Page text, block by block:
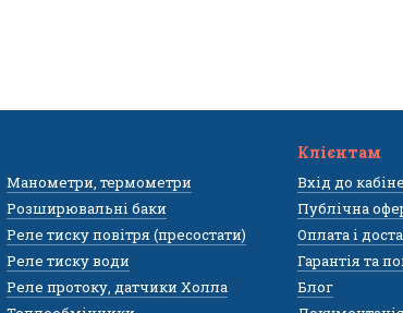
Манометри, термометри
Розширювальні баки
Реле тиску повітря (пресостати)
Реле тиску води
Реле протоку, датчики Холла
Клієнтам
Вхід до
Публічна
Оплата і
Гарантія та
Блог